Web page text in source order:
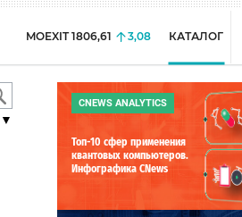
MOEXIT 1806,61 3,08 КАТАЛОГ
CNEWS ANALYTICS
Топ-10 сфер применения
квантовых компьютеров.
Инфографика CNews